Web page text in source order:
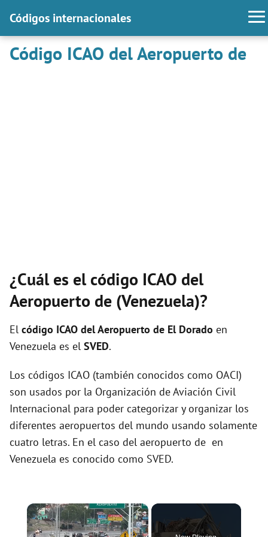
Códigos internacionales
Código ICAO del Aeropuerto de
¿Cuál es el código ICAO del
Aeropuerto de (Venezuela)?
El código ICAO delAeropuerto de El Dorado en
Venezuela es el SVED.
Los códigos ICAO (también conocidos como OACI)
son usados por la Organización de Aviación Civil
Internacional para poder categorizar y organizar los
diferentes aeropuertos del mundo usando solamente
cuatro letras. En el caso del aeropuerto de en
Venezuela es conocido como SVED.
×